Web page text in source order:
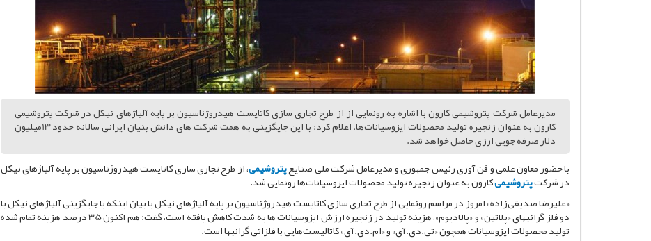
مدیرعامل شرکت پتروشیمی کارون با اشاره به رونمایی از از طرح تجاری سازی کاتایست هیدروژناسیون بر پایه آلیاژهای نیکل در شرکت پتروشیمی
کارون به عنوان زنجیره تولید محصولات ایزوسیانات‌ها، اعلام کرد: با این جایگزینی به همت شرکت های دانش بنیان ایرانی سالانه حدود 13میلیون
دلار صرفه جویی ارزی حاصل خواهد شد.
با حضور معاون علمی و فن آوری رئیس جمهوری و مدیرعامل شرکت ملی صنایعپتروشیمی، از طرح تجاری سازی کاتایست هیدروژناسیون بر پایه آلیاژهای نیکل
در شرکتپتروشیمیکارون به عنوان زنجیره تولید محصولات ایزوسیانات‌ها رونمایی شد.
«علیرضا صدیقی‌زاده» امروز در مراسم رونمایی از طرح تجاری سازی کاتایست هیدروژناسیون بر پایه آلیاژهای نیکل با بیان اینکه با جایگزینی آلیاژهای نیکل با
دو فلز گرانبهای «پلاتین» و «پالادیوم»، هزینه تولید در زنجیره ارزش ایزوسیانات ها به شدت کاهش یافته است، گفت: هم اکنون 35 درصد هزینه تمام شده
تولید محصولات ایزوسیانات همچون «تی.دی.آی» و «ام.دی.آی» کاتالیست‌هایی با فلزاتی گرانبها است.